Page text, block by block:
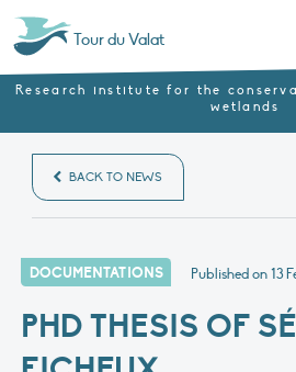
Tour du Valat
Research institute for the
wetlands
BACK TO NEWS
DOCUMENTATIONS Published on13
PHD THESIS OF